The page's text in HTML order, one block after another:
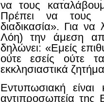
να τους
Πρέπει να τους
διαδικασία». Για
Λόη) την άμεση
δηλώνει: «Εμείς
ούτε εσείς ούτε
εκκλησιαστικά
Εντυπωσιακή
αντιπροσωπεία της